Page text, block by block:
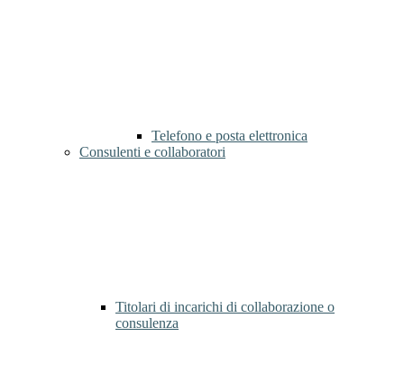
Telefono e posta elettronica
Consulenti e collaboratori
Titolari di incarichi di collaborazione o
consulenza